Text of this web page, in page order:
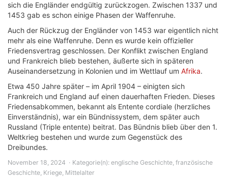
sich die Engländer endgültig zurückzogen. Zwischen 1337 und
1453 gab es schon einige Phasen der Waffenruhe.
Auch der Rückzug der Engländer von 1453 war eigentlich nicht
mehr als eine Waffenruhe. Denn es wurde kein offizieller
Friedensvertrag geschlossen. Der Konflikt zwischen England
und Frankreich blieb bestehen, äußerte sich in späteren
Auseinandersetzung in Kolonien und im Wettlauf um Afrika.
Etwa 450 Jahre später – im April 1904 – einigten sich
Frankreich und England auf einen dauerhaften Frieden. Dieses
Friedensabkommen, bekannt als Entente cordiale (herzliches
Einverständnis), war ein Bündnissystem, dem später auch
Russland (Triple entente) beitrat. Das Bündnis blieb über den 1.
Weltkrieg bestehen und wurde zum Gegenstück des
Dreibundes.
November 18, 2024 Kategorie(n): englische Geschichte, französische
Geschichte, Kriege, Mittelalter